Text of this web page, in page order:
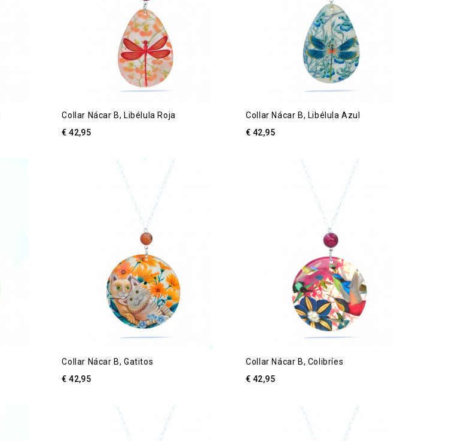
Collar Nácar B, Libélula Roja
€ 42,95
Collar Nácar B, Libélula Azul
€ 42,95
Collar Nácar B, Gatitos
€ 42,95
Collar Nácar B, Colibríes
€ 42,95